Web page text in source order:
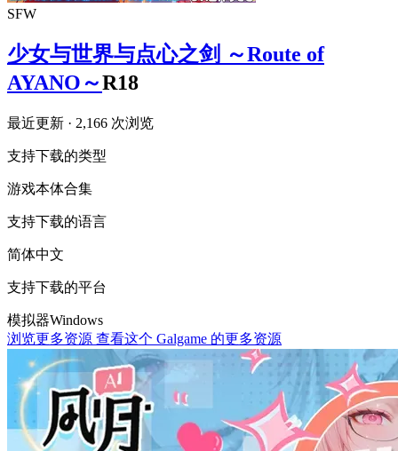
SFW
少女与世界与点心之剑 ～Route of
AYANO～R18
最近更新 · 2,166 次浏览
支持下载的类型
游戏本体合集
支持下载的语言
简体中文
支持下载的平台
模拟器Windows
浏览更多资源 查看这个 Galgame 的更多资源